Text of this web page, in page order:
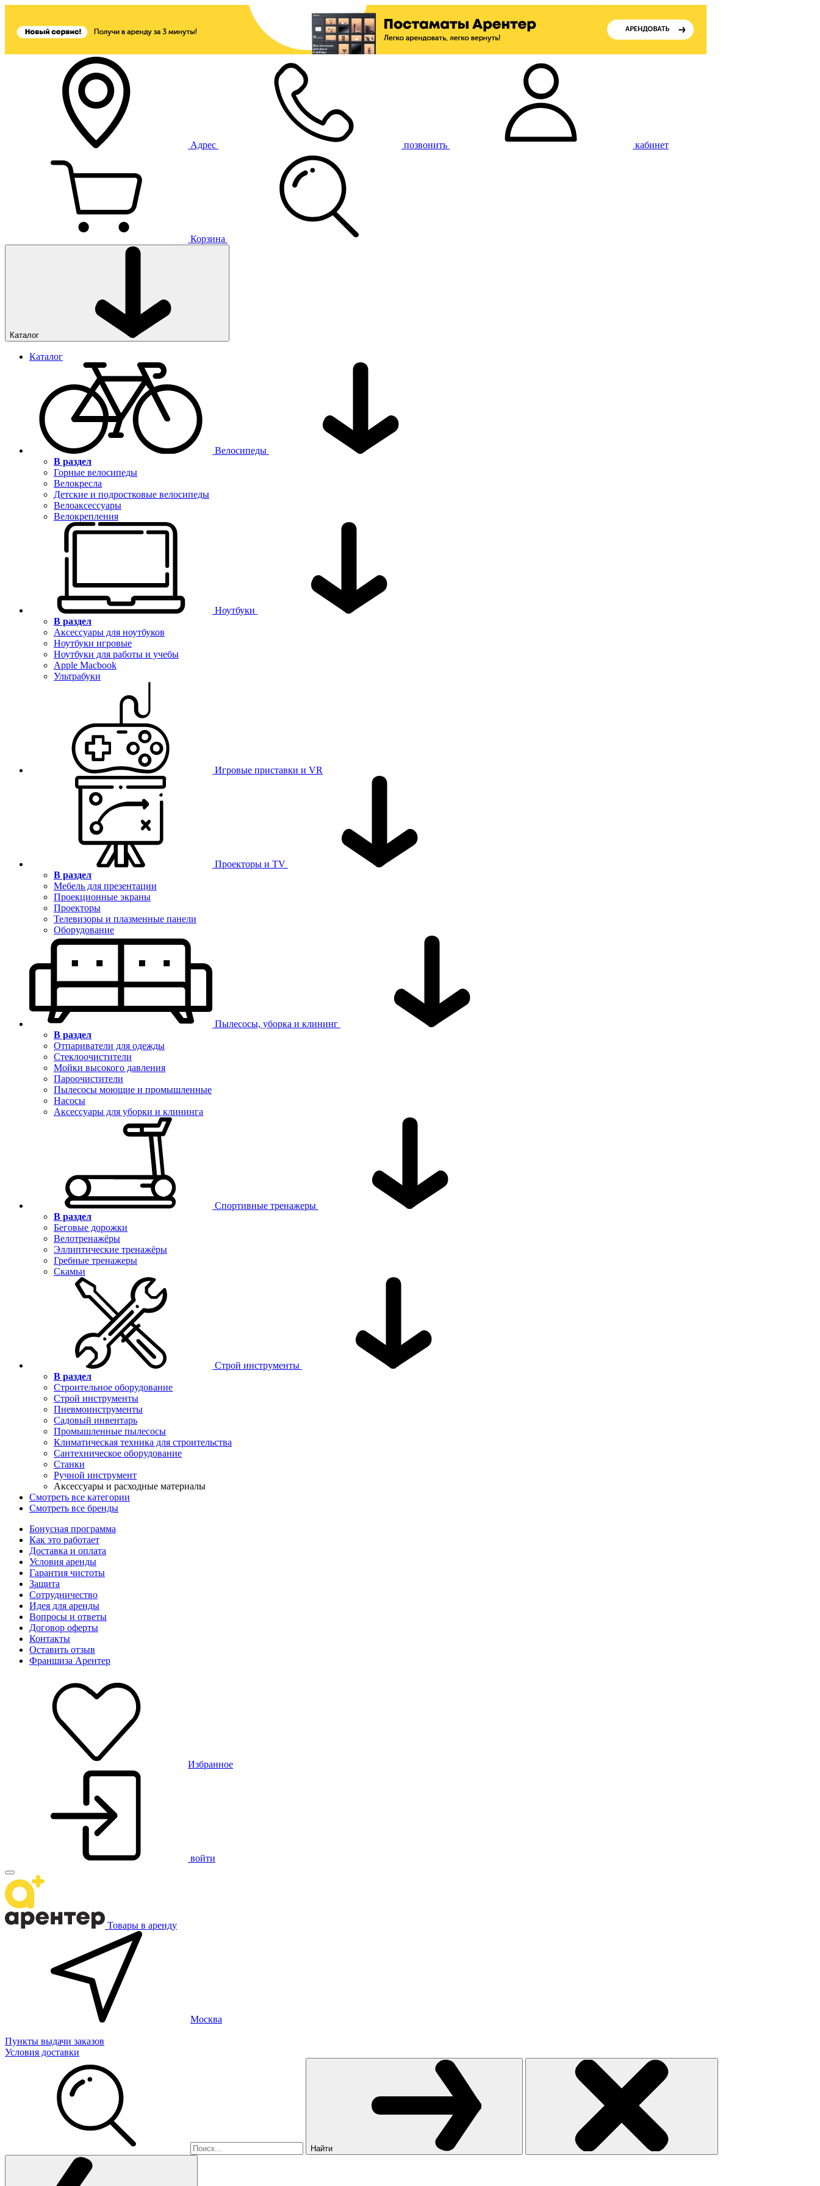
Адрес позвонить кабинет
Корзина
Каталог
Каталог
Велосипеды
В раздел
Горные велосипеды
Велокресла
Детские и подростковые велосипеды
Велоаксессуары
Велокрепления
Ноутбуки
В раздел
Аксессуары для ноутбуков
Ноутбуки игровые
Ноутбуки для работы и учебы
Apple Macbook
Ультрабуки
Игровые приставки и VR
Проекторы и TV
В раздел
Мебель для презентации
Проекционные экраны
Проекторы
Телевизоры и плазменные панели
Оборудование
Пылесосы, уборка и клининг
В раздел
Отпариватели для одежды
Стеклоочистители
Мойки высокого давления
Пароочистители
Пылесосы моющие и промышленные
Насосы
Аксессуары для уборки и клининга
Спортивные тренажеры
В раздел
Беговые дорожки
Велотренажёры
Эллиптические тренажёры
Гребные тренажеры
Скамьи
Строй инструменты
В раздел
Строительное оборудование
Строй инструменты
Пневмоинструменты
Садовый инвентарь
Промышленные пылесосы
Климатическая техника для строительства
Сантехническое оборудование
Станки
Ручной инструмент
Аксессуары и расходные материалы
Смотреть все категории
Смотреть все бренды
Бонусная программа
Как это работает
Доставка и оплата
Условия аренды
Гарантия чистоты
Защита
Сотрудничество
Идея для аренды
Вопросы и ответы
Договор оферты
Контакты
Оставить отзыв
Франшиза Арентер
Избранное
войти
Товары в аренду
Москва
Пункты выдачи заказов
Условия доставки
Найти